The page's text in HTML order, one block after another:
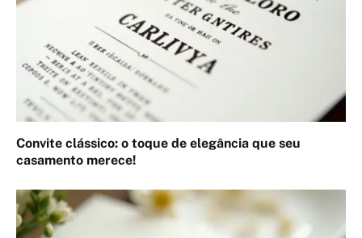
Convite clássico: o toque de elegância que seu
casamento merece!